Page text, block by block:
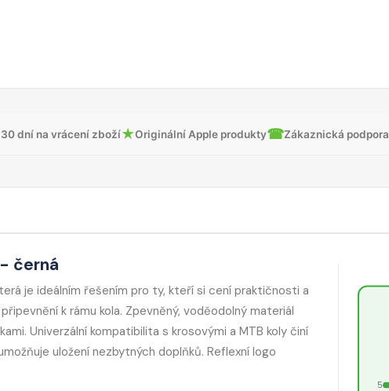
30 dní na vrácení zboží★Originální Apple produkty☎Zákaznická podpora
černá
je ideálním řešením pro ty, kteří si cení praktičnosti a
k rámu kola. Zpevněný, voděodolný materiál
Univerzální kompatibilita s krosovými a MTB koly činí
uložení nezbytných doplňků. Reflexní logo
5